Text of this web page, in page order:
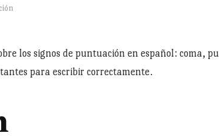
los signos de puntuación en español: coma,
para escribir correctamente.